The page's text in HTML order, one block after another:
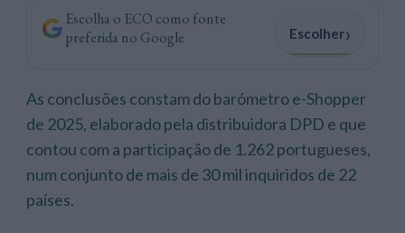
Escolha o ECO como fonte
preferida no Google
Escolher›
As conclusões constam do barómetro e-Shopper
de 2025, elaborado pela distribuidora DPD e que
contou com a participação de 1.262 portugueses,
num conjunto de mais de 30 mil inquiridos de 22
países.